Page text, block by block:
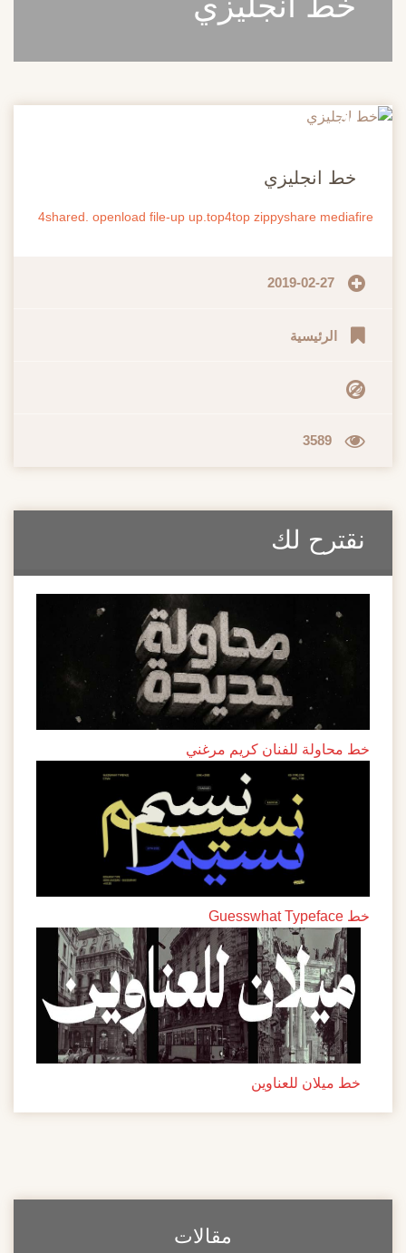
20
خط انجليزي
4shared. openload file-up up.top4top zippyshare mediafire
2019-02-27
الرئيسية
3589
نقترح لك
خط محاولة للفنان كريم مرغني
خط Guesswhat Typeface
خط ميلان للعناوين
مقالات